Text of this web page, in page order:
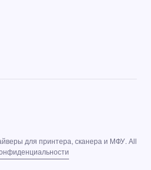
для принтера, сканера и МФУ. All